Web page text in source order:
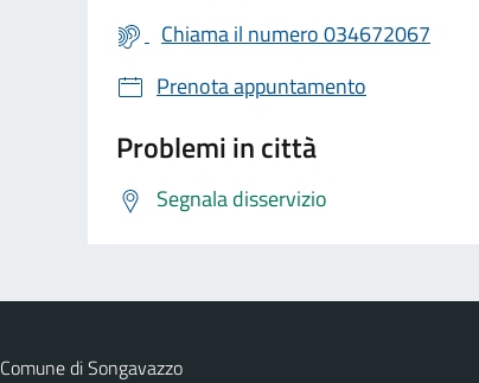
Chiama il numero 034672067
Prenota appuntamento
Problemi in città
Segnala disservizio
Comune di Songavazzo